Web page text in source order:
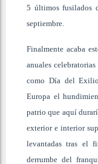
5 últimos fusilados
septiembre.
Finalmente acaba
anuales
como Día del
Europa el
patrio que aquí
exterior e interior
levantadas tras el
derrumbe del